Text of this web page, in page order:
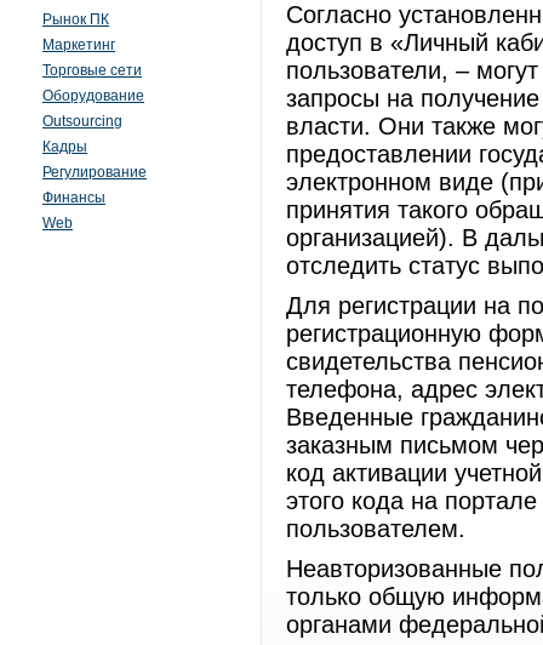
Рынок ПК
Маркетинг
Торговые сети
Оборудование
Outsourcing
Кадры
Регулирование
Финансы
Web
Согласно
доступ в «Личный
пользователи, –
запросы на
власти. Они также
предоставлении
электронном виде
принятия такого
организацией). В
отследить статус
Для регистрации на
регистрационную
свидетельства
телефона, адрес
Введенные
заказным письмом
код активации
этого кода на
пользователем.
Неавторизованные
только общую
органами